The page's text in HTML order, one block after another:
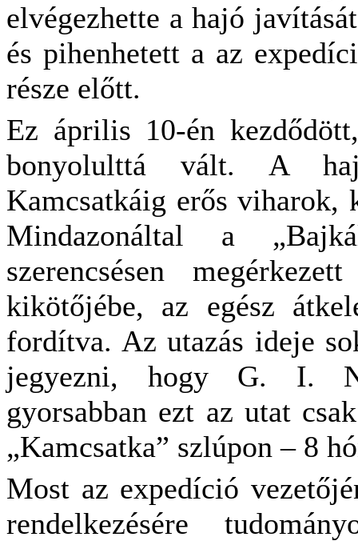
elvégezhette a hajó
és pihenhetett a az
része előtt.
Ez április 10-én
bonyolulttá vált. A
Kamcsatkáig erős viharok,
Mindazonáltal a
szerencsésen
kikötőjébe, az egész
fordítva. Az utazás ideje
jegyezni, hogy G. I.
gyorsabban ezt az utat
„Kamcsatka” szlúpon – 8
Most az expedíció
rendelkezésére